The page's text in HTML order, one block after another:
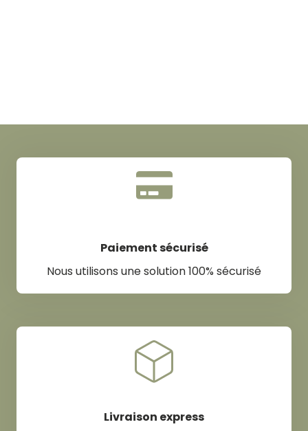
Paiement sécurisé
Nous utilisons une solution 100% sécurisé
Livraison express